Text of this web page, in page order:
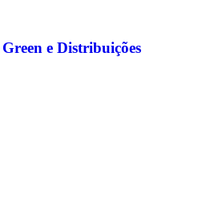
e Distribuições